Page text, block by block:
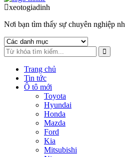
to
toxeotogiadinh
Nơi bạn tìm thấy sự chuyên nghiệp
Trang chủ
Tin tức
Ô tô mới
Toyota
Hyundai
Honda
Mazda
Ford
Kia
Mitsubishi